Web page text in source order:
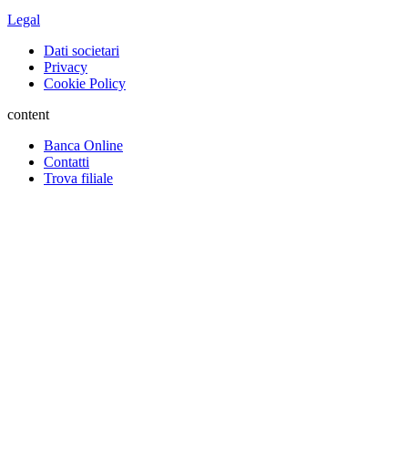
Legal
Dati societari
Privacy
Cookie Policy
content
Banca Online
Contatti
Trova filiale